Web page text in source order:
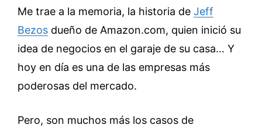
Me trae a la memoria, la historia de Jeff
Bezos dueño de Amazon.com, quien inició su
idea de negocios en el garaje de su casa… Y
hoy en día es una de las empresas más
poderosas del mercado.
Pero, son muchos más los casos de